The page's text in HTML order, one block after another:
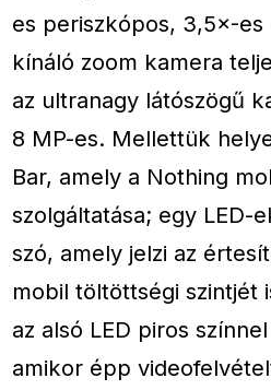
es periszkópos, 3,5×-
kínáló zoom kamera
az ultranagy látószögű
8 MP-es. Mellettük
Bar, amely a Nothing
szolgáltatása; egy LED-
szó, amely jelzi az
mobil töltöttségi szintjét
az alsó LED piros
amikor épp